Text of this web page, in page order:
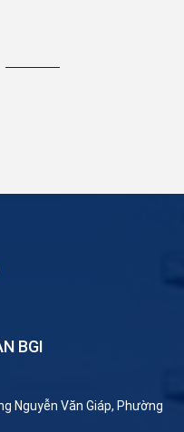
BGI
Nguyễn Văn Giáp, Phường